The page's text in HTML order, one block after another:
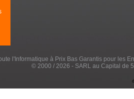
l'Informatique à Prix Bas Garantis pour les
© 2000 / 2026 - SARL au Capital de